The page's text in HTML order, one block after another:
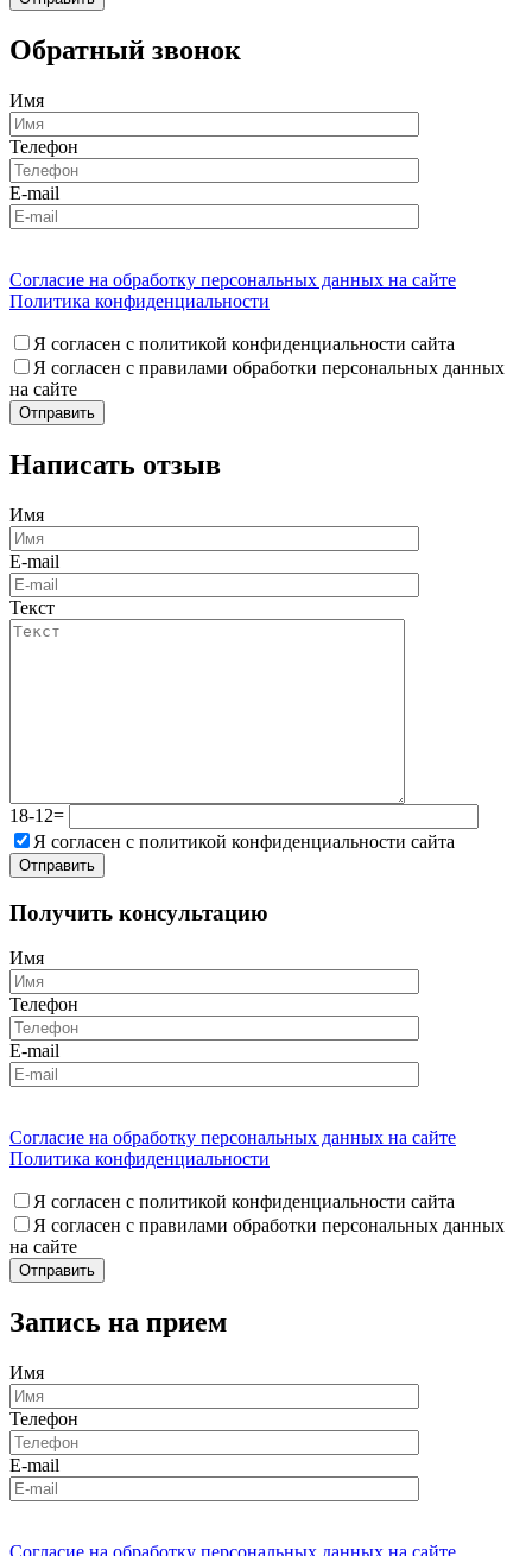
Обратный звонок
Имя
Телефон
E-mail
Согласие на обработку персональных данных на сайте
Политика конфиденциальности
Я согласен с политикой конфиденциальности сайта
Я согласен с правилами обработки персональных данных
на сайте
Написать отзыв
Имя
E-mail
Текст
18-12=
Я согласен с политикой конфиденциальности сайта
Получить консультацию
Имя
Телефон
E-mail
Согласие на обработку персональных данных на сайте
Политика конфиденциальности
Я согласен с политикой конфиденциальности сайта
Я согласен с правилами обработки персональных данных
на сайте
Запись на прием
Имя
Телефон
E-mail
Согласие на обработку персональных данных на сайте